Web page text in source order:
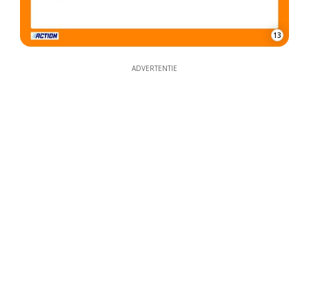
13
ADVERTENTIE